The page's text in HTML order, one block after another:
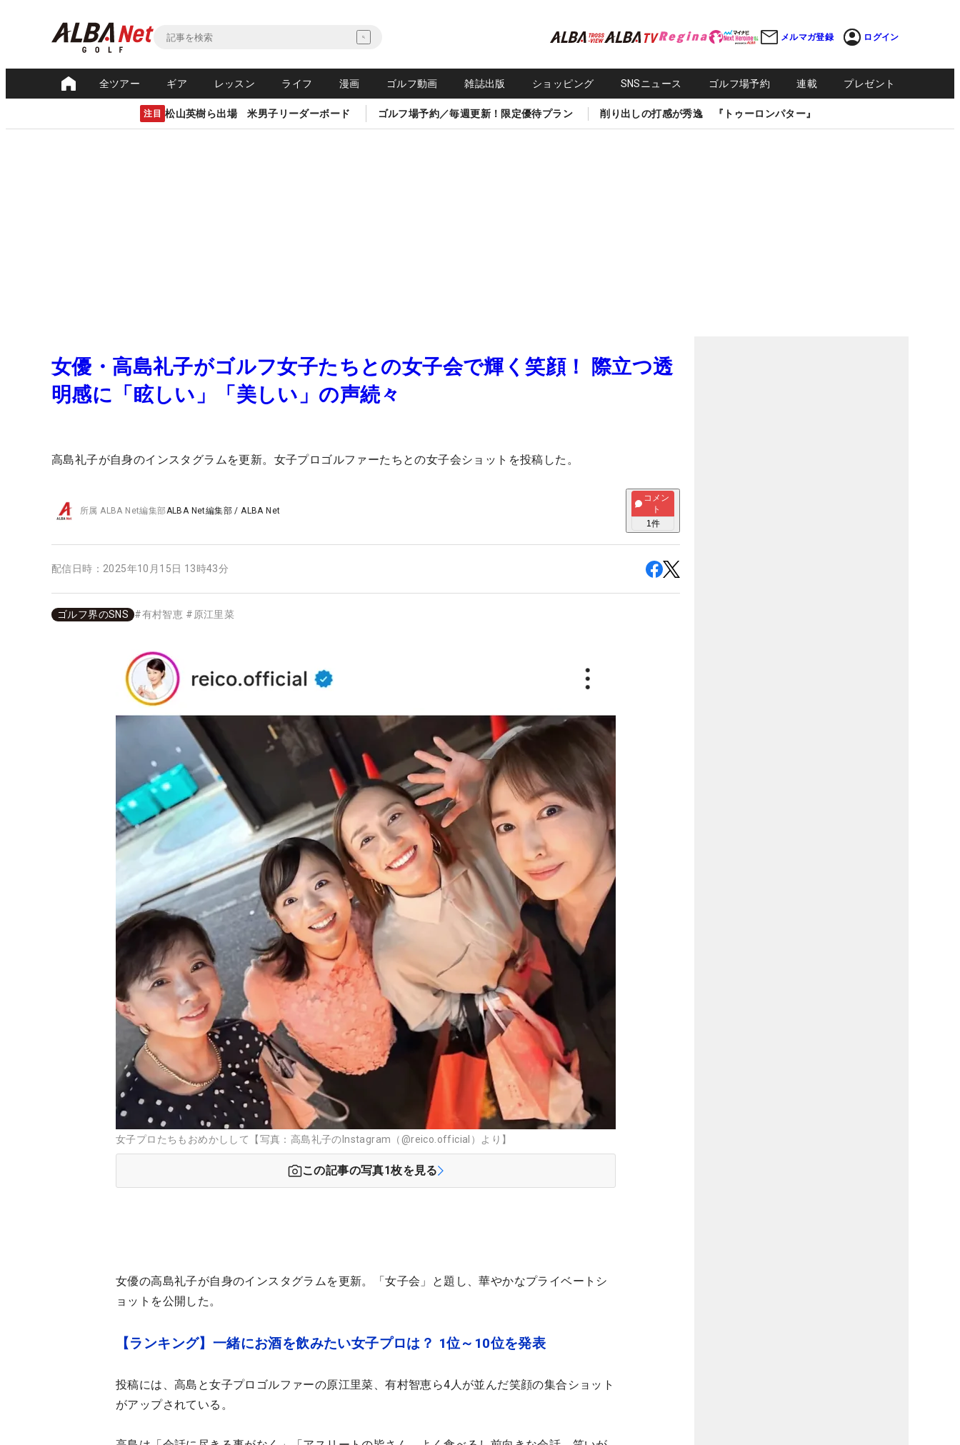
メルマガ登録 ログイン
全ツアー ギア レッスン ライフ 漫画 ゴルフ動画 雑誌出版 ショッピング SNSニュース ゴルフ場予約 連載 プレゼント
注目 松山英樹ら出場 米男子リーダーボード ゴルフ場予約／毎週更新！限定優待プラン 削り出しの打感が秀逸 『トゥーロンパター』
女優・高島礼子がゴルフ女子たちとの女子会で輝く笑顔！ 際立つ透
明感に「眩しい」「美しい」の声続々
高島礼子が自身のインスタグラムを更新。女子プロゴルファーたちとの女子会ショットを投稿した。
所属ALBA Net編集部ALBA Net編集部 /ALBA Net
コメン
ト
1件
配信日時： 2025年10月15日 13時43分
ゴルフ界のSNS #有村智恵 #原江里菜
女子プロたちもおめかしして【写真：高島礼子のInstagram（@reico.official）より】
この記事の写真1枚を見る
女優の高島礼子が自身のインスタグラムを更新。「女子会」と題し、華やかなプライベートシ
ョットを公開した。
【ランキング】一緒にお酒を飲みたい女子プロは？ 1位～10位を発表
投稿には、高島と女子プロゴルファーの原江里菜、有村智恵ら4人が並んだ笑顔の集合ショット
がアップされている。